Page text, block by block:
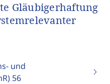
Gläubigerhaftung
und
56